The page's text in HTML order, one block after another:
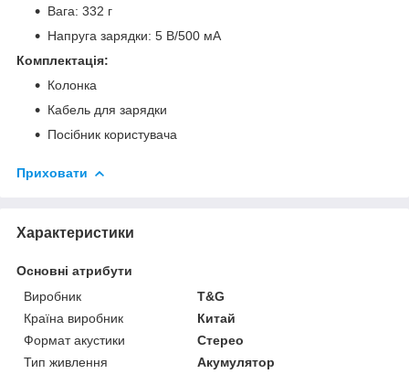
Вага: 332 г
Напруга зарядки: 5 В/500 мА
Комплектація:
Колонка
Кабель для зарядки
Посібник користувача
Приховати
Характеристики
Основні атрибути
Виробник
T&G
Країна виробник
Китай
Формат акустики
Стерео
Тип живлення
Акумулятор